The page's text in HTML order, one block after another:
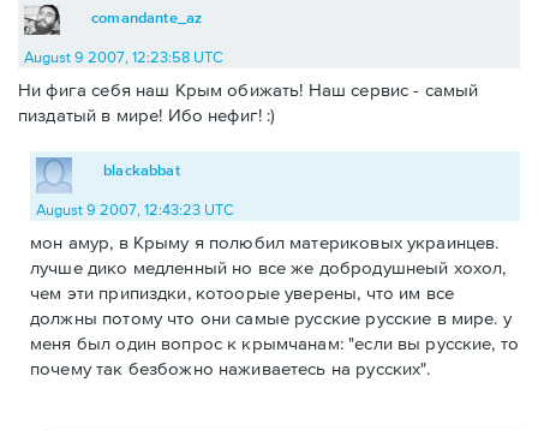
comandante_az
August 9 2007, 12:23:58 UTC
Ни фига себя наш Крым обижать! Наш сервис - самый
пиздатый в мире! Ибо нефиг! :)
blackabbat
August 9 2007, 12:43:23 UTC
мон амур, в Крыму я полюбил материковых украинцев.
лучше дико медленный но все же добродушнеый хохол,
чем эти припиздки, котоорые уверены, что им все
должны потому что они самые русские русские в мире. у
меня был один вопрос к крымчанам: "если вы русские, то
почему так безбожно наживаетесь на русских".